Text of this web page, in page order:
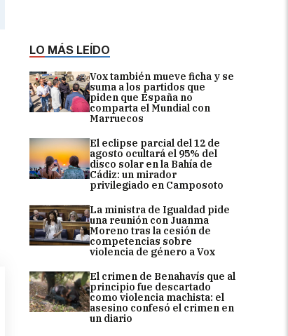
LO MÁS LEÍDO
Vox también mueve ficha y se
suma a los partidos que
piden que España no
comparta el Mundial con
Marruecos
El eclipse parcial del 12 de
agosto ocultará el 95% del
disco solar en la Bahía de
Cádiz: un mirador
privilegiado en Camposoto
La ministra de Igualdad pide
una reunión con Juanma
Moreno tras la cesión de
competencias sobre
violencia de género a Vox
El crimen de Benahavís que al
principio fue descartado
como violencia machista: el
asesino confesó el crimen en
un diario